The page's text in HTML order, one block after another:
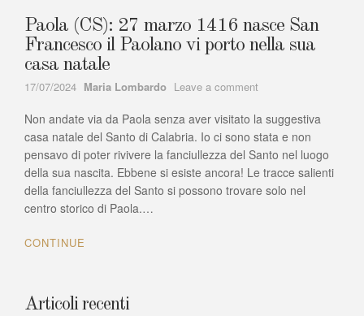
Paola (CS): 27 marzo 1416 nasce San
Francesco il Paolano vi porto nella sua
casa natale
17/07/2024 Author
Maria Lombardo Leave a comment
(CS):
27
marzo
1416
nasce
San
Non andate via da Paola senza aver visitato la suggestiva
casa natale del Santo di Calabria. Io ci sono stata e non
pensavo di poter rivivere la fanciullezza del Santo nel luogo
della sua nascita. Ebbene si esiste ancora! Le tracce salienti
della fanciullezza del Santo si possono trovare solo nel
centro storico di Paola.…
CONTINUE
Articoli recenti